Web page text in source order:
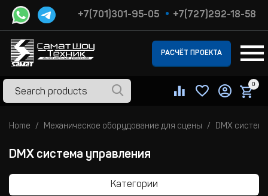
+7(701)301-95-05 +7(727)292-18-58
РАСЧЁТ ПРОЕКТА
0
Home Механическое оборудование для сцены DMX
DMX система управления
Категории